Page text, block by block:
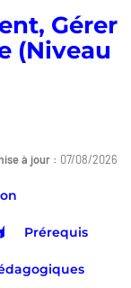
Gérer
(Niveau
à jour : 07/08/2026
Prérequis